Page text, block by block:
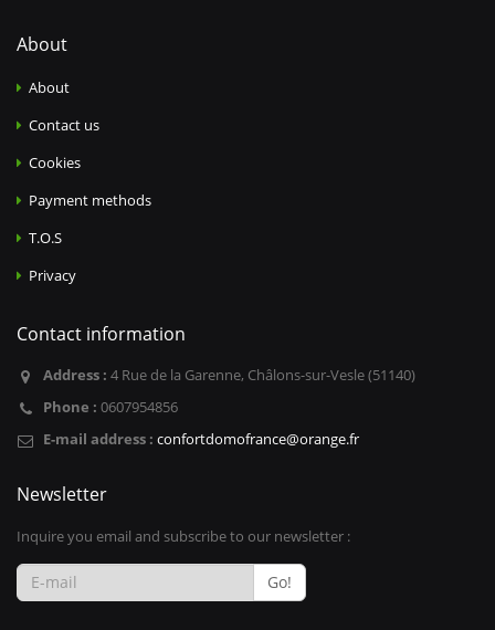
About
About
Contact us
Cookies
Payment methods
T.O.S
Privacy
Contact information
Address : 4 Rue de la Garenne, Châlons-sur-Vesle (51140)
Phone : 0607954856
E-mail address : confortdomofrance@orange.fr
Newsletter
Inquire you email and subscribe to our newsletter :
Go!